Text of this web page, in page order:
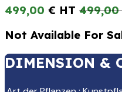
499,00 € 499,00
Not Available For
DIMENSION &